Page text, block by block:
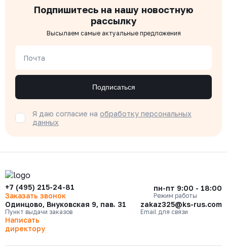
Подпишитесь на нашу новостную
рассылку
Высылаем самые актуальные предложения
Почта
Подписаться
Я даю согласие на обработку персональных
данных
+7 (495) 215-24-81
Заказать звонок
пн-пт 9:00 - 18:00
Режим работы
Одинцово, Внуковская 9, пав. 31
Пункт выдачи заказов
zakaz325@ks-rus.com
Email для связи
Написать
директору